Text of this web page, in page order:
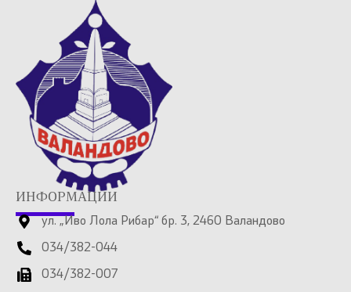
ИНФОРМАЦИИ
ул. „Иво Лола Рибар“ бр. 3, 2460 Валандово
034/382-044
034/382-007